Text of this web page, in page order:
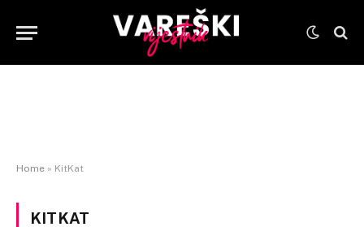
Home » KitKat
KITKAT